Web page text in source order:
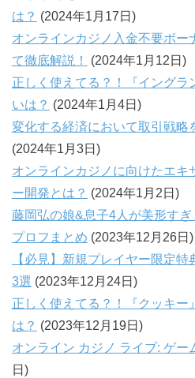
は？ (2024年1月17日)
オンラインカジノ入金不要ボー
て徹底解説！
(2024年1月12日)
正しく使えてる？！『イングラ
いは？ (2024年1月4日)
変化する経済において取引戦略
(2024年1月3日)
オンラインカジノに向けたエキ
ー開発とは？ (2024年1月2日)
藤岡弘の娘&息子4人が美形す
プロフまとめ (2023年12月26日)
【必見】新規プレイヤー限定
3選 (2023年12月24日)
正しく使えてる？！『クッキー
は？ (2023年12月19日)
オンライン カジノ ライブ: ゲー
日)